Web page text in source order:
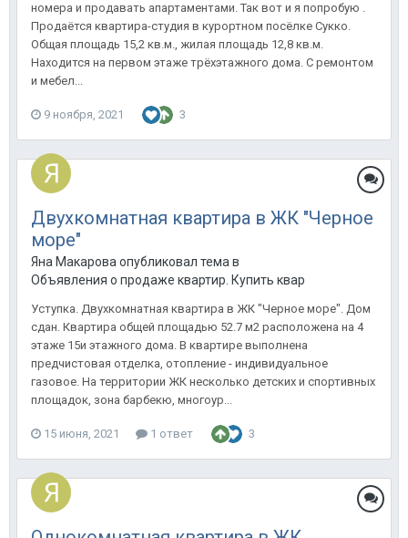
номера и продавать апартаментами. Так вот и я попробую .
Продаётся квартира-студия в курортном посёлке Сукко.
Общая площадь 15,2 кв.м., жилая площадь 12,8 кв.м.
Находится на первом этаже трёхэтажного дома. С ремонтом
и мебел...
9 ноября, 2021 3
Двухкомнатная квартира в ЖК "Черное
море"
Яна Макарова опубликовал тема в
Объявления о продаже квартир. Купить квартиру в Анапе.
Уступка. Двухкомнатная квартира в ЖК "Черное море". Дом
сдан. Квартира общей площадью 52.7 м2 расположена на 4
этаже 15и этажного дома. В квартире выполнена
предчистовая отделка, отопление - индивидуальное
газовое. На территории ЖК несколько детских и спортивных
площадок, зона барбекю, многоур...
15 июня, 2021 1 ответ 3